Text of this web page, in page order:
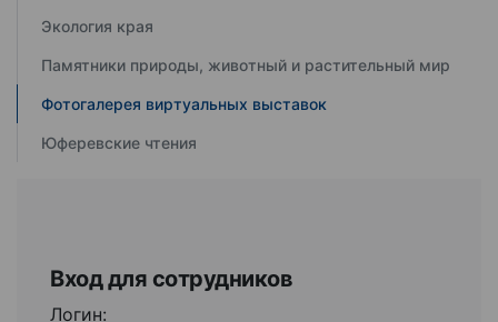
Экология края
Памятники природы, животный и растительный мир
Фотогалерея виртуальных выставок
Юферевские чтения
Вход для сотрудников
Логин: